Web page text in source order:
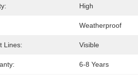
High
Weatherproof
Lines: Visible
6-8 Years